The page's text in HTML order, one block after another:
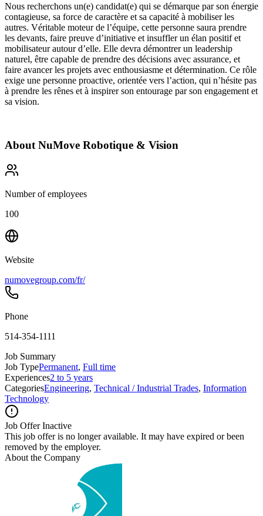
Nous recherchons un(e) candidat(e) qui se démarque par son énergie
contagieuse, sa force de caractère et sa capacité à mobiliser les
autres. Véritable moteur de l’équipe, cette personne saura prendre
les devants, faire preuve d’initiative et insuffler un élan positif et
mobilisateur autour d’elle. Elle devra démontrer un leadership
naturel, être capable de prendre des décisions avec assurance, et
faire avancer les projets avec enthousiasme et détermination. Ce rôle
exige une personne proactive, orientée vers l’action, qui n’hésite pas
à prendre les rênes et à inspirer son entourage par son engagement et
sa vision.
About NuMove Robotique & Vision
Number of employees
100
Website
numovegroup.com/fr/
Phone
514-354-1111
Job Summary
Job TypePermanent, Full time
Experiences2 to 5 years
CategoriesEngineering, Technical / Industrial Trades, Information
Technology
Job Offer Inactive
This job offer is no longer available. It may have expired or been
removed by the employer.
About the Company